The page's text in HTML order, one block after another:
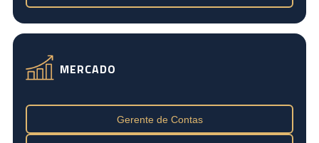
MERCADO
Gerente de Contas